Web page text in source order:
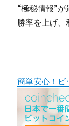
“極秘情報”が
勝率を上げ、
簡単安心！